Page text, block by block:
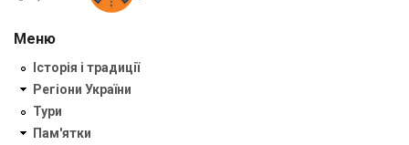
Меню
Історія і традиції
Регіони України
Тури
Пам'ятки